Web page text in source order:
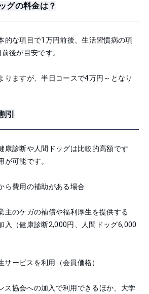
グの料金は？
的な項目で1万円前後、生活習慣病の項
後が目安です。
りますが、半日コースで4万円～となり
引
康診断や人間ドッグは比較的高額です
が可能です。
ら費用の補助がある場合
主のケガの補償や福利厚生を提供する
入（健康診断2,000円、人間ドッグ6,000
サービスを利用（会員価格）
ス協会への加入で利用できるほか、大学